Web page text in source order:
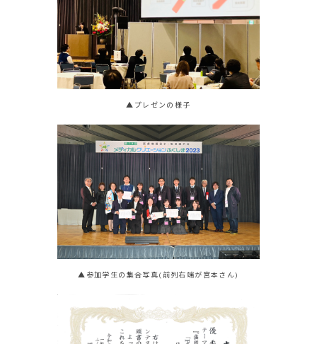
▲プレゼンの様子
▲参加学生の集合写真(前列右端が宮本さん)